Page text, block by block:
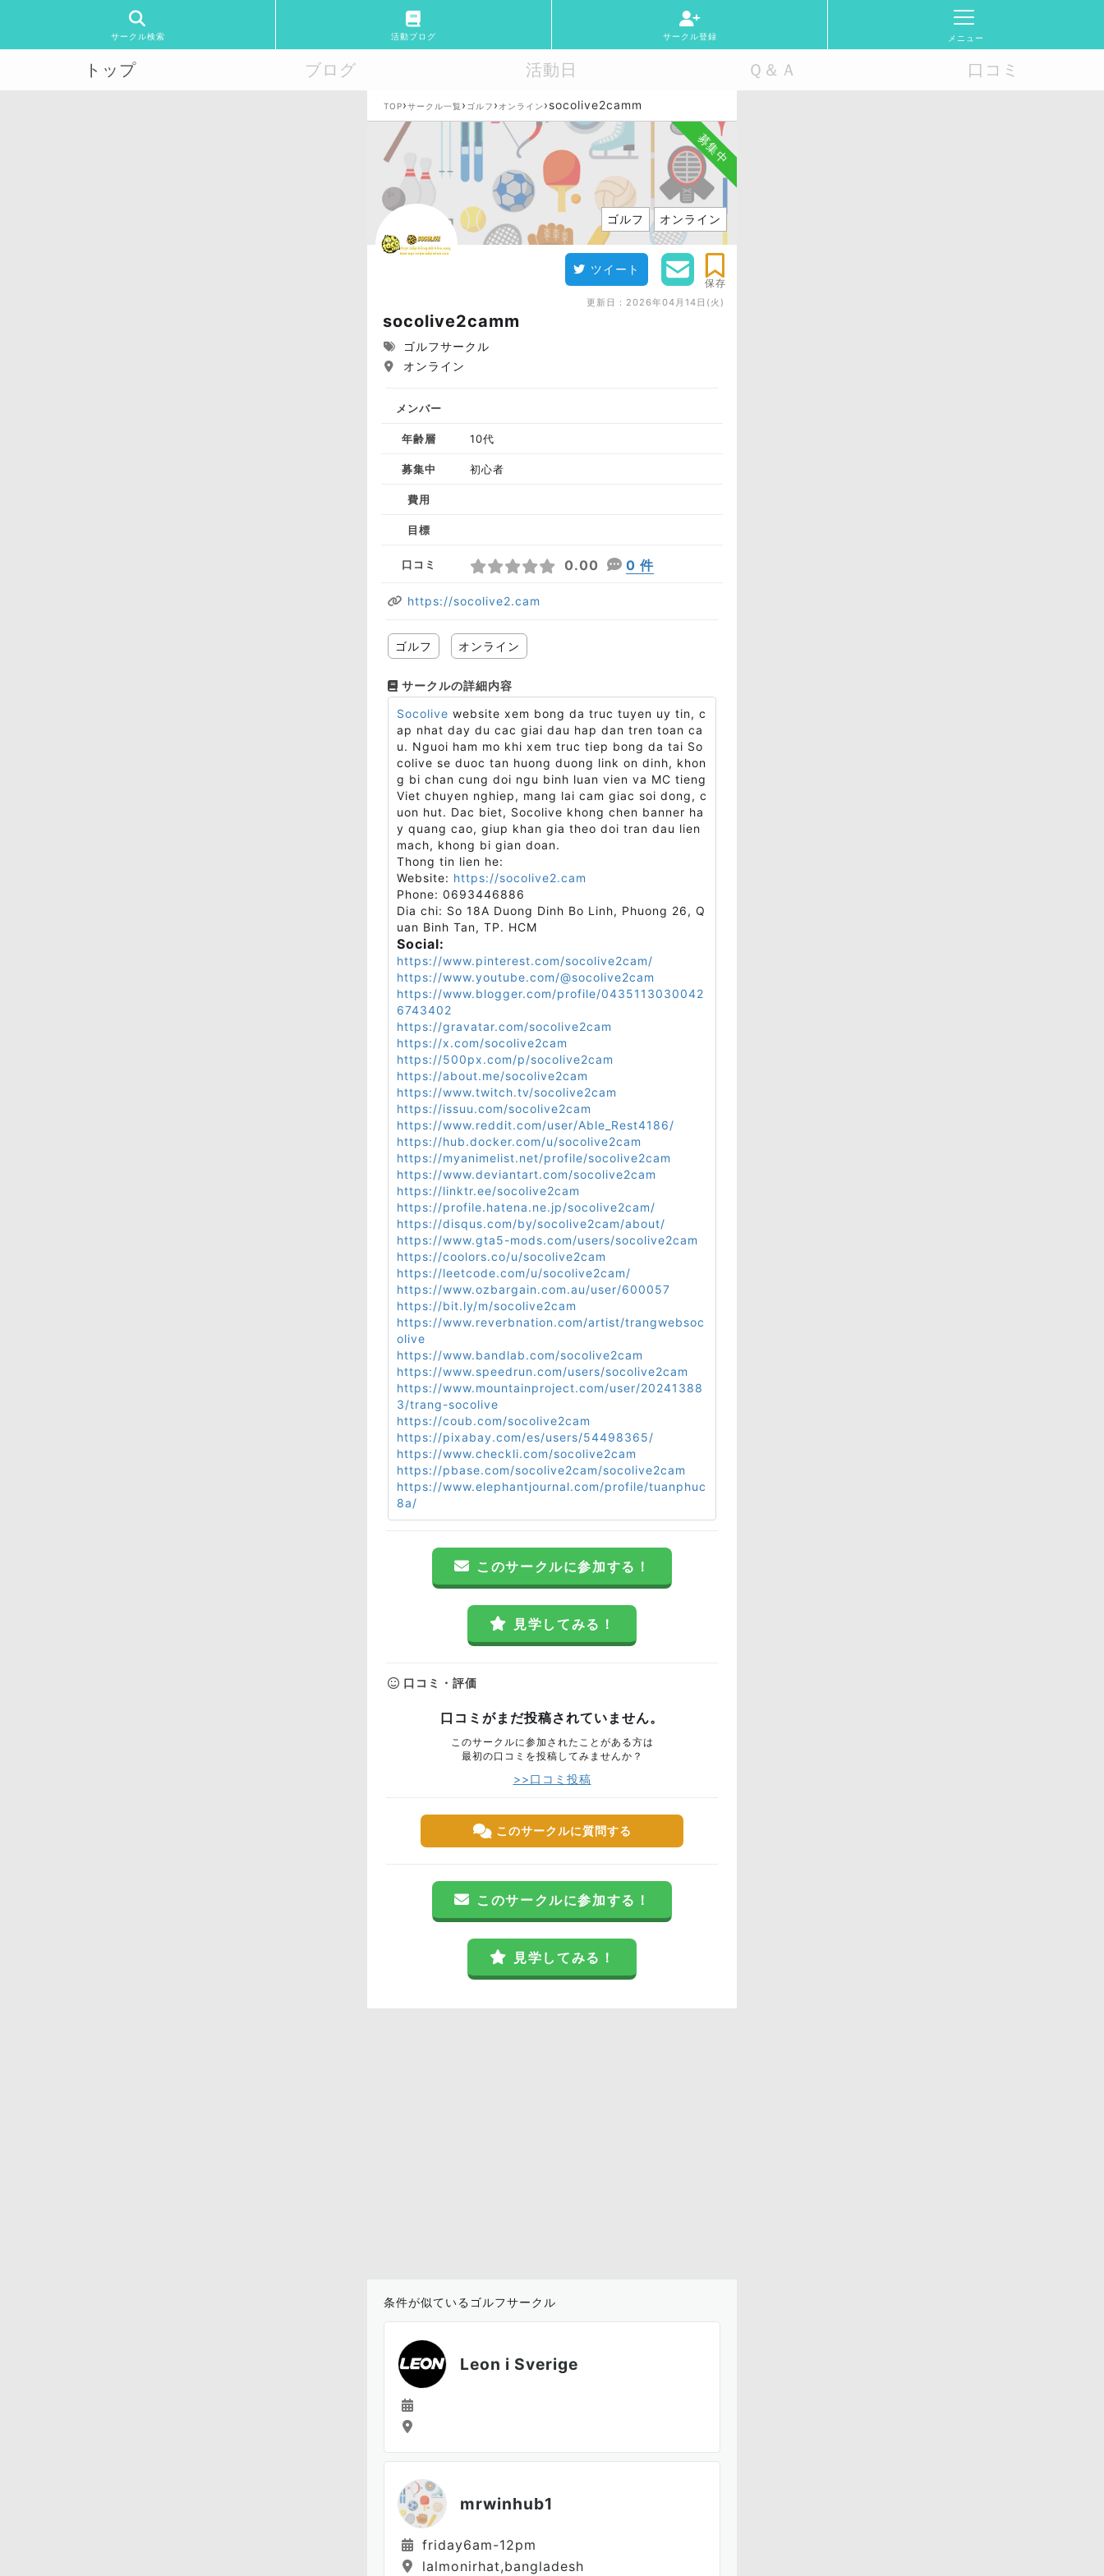
サークル検索 活動ブログ サークル登録 メニュー
トップ ブログ 活動日 Ｑ＆Ａ 口コミ
TOP›サークル一覧 › ゴルフ › オンライン ›socolive2camm
募集中
ゴルフ オンライン
ツイート
保存
更新日： 2026年04月14日(火)
socolive2camm
ゴルフサークル
オンライン
メンバー
年齢層 10代
募集中 初心者
費用
目標
口コミ 0.00 0 件
https://socolive2.cam
ゴルフ オンライン
サークルの詳細内容
Socolive website xem bong da truc tuyen uy tin, c
ap nhat day du cac giai dau hap dan tren toan ca
u. Nguoi ham mo khi xem truc tiep bong da tai So
colive se duoc tan huong duong link on dinh, khon
g bi chan cung doi ngu binh luan vien va MC tieng
Viet chuyen nghiep, mang lai cam giac soi dong, c
uon hut. Dac biet, Socolive khong chen banner ha
y quang cao, giup khan gia theo doi tran dau lien
mach, khong bi gian doan.
Thong tin lien he:
Website: https://socolive2.cam
Phone: 0693446886
Dia chi: So 18A Duong Dinh Bo Linh, Phuong 26, Q
uan Binh Tan, TP. HCM
Social:
https://www.pinterest.com/socolive2cam/
https://www.youtube.com/@socolive2cam
https://www.blogger.com/profile/0435113030042
6743402
https://gravatar.com/socolive2cam
https://x.com/socolive2cam
https://500px.com/p/socolive2cam
https://about.me/socolive2cam
https://www.twitch.tv/socolive2cam
https://issuu.com/socolive2cam
https://www.reddit.com/user/Able_Rest4186/
https://hub.docker.com/u/socolive2cam
https://myanimelist.net/profile/socolive2cam
https://www.deviantart.com/socolive2cam
https://linktr.ee/socolive2cam
https://profile.hatena.ne.jp/socolive2cam/
https://disqus.com/by/socolive2cam/about/
https://www.gta5-mods.com/users/socolive2cam
https://coolors.co/u/socolive2cam
https://leetcode.com/u/socolive2cam/
https://www.ozbargain.com.au/user/600057
https://bit.ly/m/socolive2cam
https://www.reverbnation.com/artist/trangwebsoc
olive
https://www.bandlab.com/socolive2cam
https://www.speedrun.com/users/socolive2cam
https://www.mountainproject.com/user/20241388
3/trang-socolive
https://coub.com/socolive2cam
https://pixabay.com/es/users/54498365/
https://www.checkli.com/socolive2cam
https://pbase.com/socolive2cam/socolive2cam
https://www.elephantjournal.com/profile/tuanphuc
8a/
このサークルに参加する！
見学してみる！
口コミ・評価
口コミがまだ投稿されていません。
このサークルに参加されたことがある方は
最初の口コミを投稿してみませんか？
>>口コミ投稿
このサークルに質問する
このサークルに参加する！
見学してみる！
条件が似ているゴルフサークル
Leon i Sverige
mrwinhub1
friday6am-12pm
lalmonirhat,bangladesh